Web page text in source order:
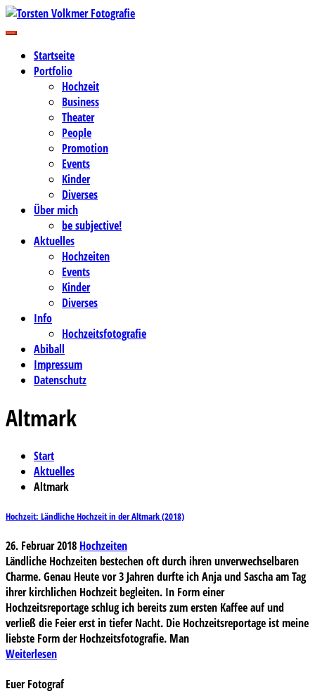
Zum
Inhalt
Torsten Volkmer Fotografie
Business-, Portrait- und Hochzeitsfotografie
Startseite
Portfolio
Hochzeit
Business
Theater
People
Promotion
Events
Kinder
Diverses
Über mich
be subjective!
Aktuelles
Hochzeiten
Events
Kinder
Diverses
Info
Hochzeitsfotografie
Abiball
Impressum
Datenschutz
Altmark
Start
Aktuelles
Altmark
Hochzeit: Ländliche Hochzeit in der Altmark (2018)
26. Februar 2018 Hochzeiten
Ländliche Hochzeiten bestechen oft durch ihren unverwechselbaren
Charme. Genau Heute vor 3 Jahren durfte ich Anja und Sascha am Tag
ihrer kirchlichen Hochzeit begleiten. In Form einer
Hochzeitsreportage schlug ich bereits zum ersten Kaffee auf und
verließ die Feier erst in tiefer Nacht. Die Hochzeitsreportage ist meine
liebste Form der Hochzeitsfotografie. Man
Weiterlesen
Euer Fotograf